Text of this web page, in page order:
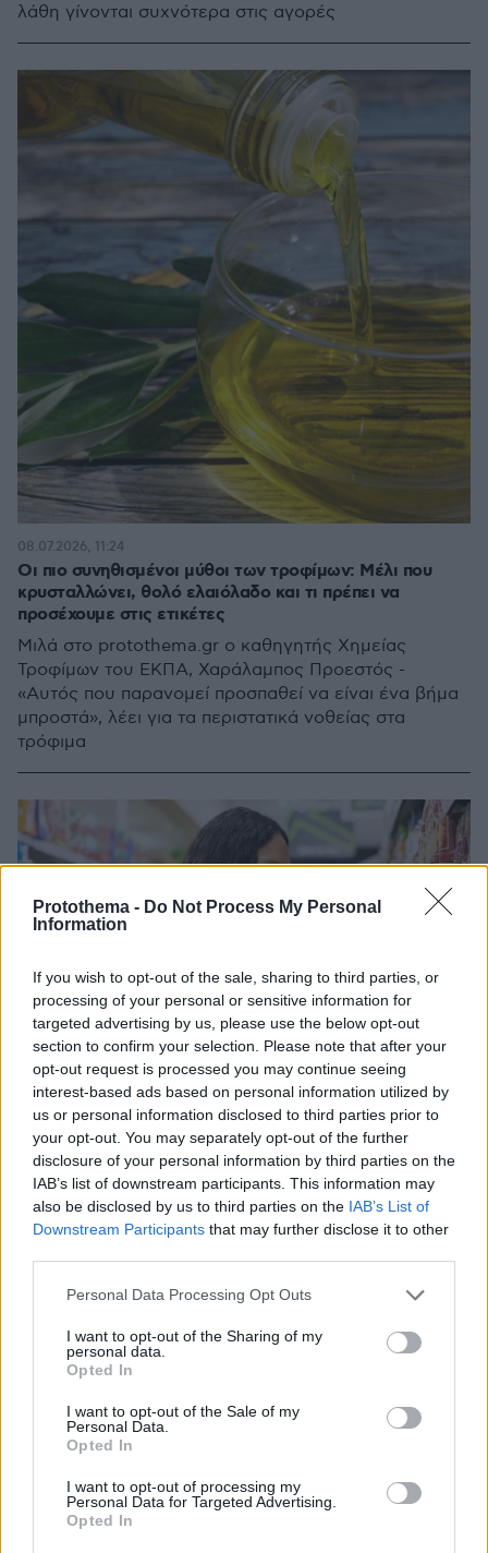
Protothema - Do Not Process My Personal
Information
If you wish to opt-out of the sale, sharing to third parties, or
processing of your personal or sensitive information for
targeted advertising by us, please use the below opt-out
section to confirm your selection. Please note that after your
opt-out request is processed you may continue seeing
interest-based ads based on personal information utilized by
us or personal information disclosed to third parties prior to
your opt-out. You may separately opt-out of the further
disclosure of your personal information by third parties on the
IAB’s list of downstream participants. This information may
also be disclosed by us to third parties on the IAB’s List of
Downstream Participants that may further disclose it to other
Please note that this website/app uses one or more Google
not limited to your visit or usage behaviour. You may click to
grant or deny consent to Google and its third-party tags to
use your data for below specified purposes in below Google
consent section.
Personal Data Processing Opt Outs
I want to opt-out of the Sharing of my
personal data.
Opted In
I want to opt-out of the Sale of my
Personal Data.
Opted In
I want to opt-out of processing my
Personal Data for Targeted Advertising.
Opted In
λάθη γίνονται συχνότερα στις αγορές
Οι πιο συνηθισμένοι μύθοι των τροφίμων: Μέλι που
κρυσταλλώνει, θολό ελαιόλαδο και τι πρέπει να
προσέχουμε στις ετικέτες
Μιλά στο protothema.gr ο καθηγητής Χημείας
Τροφίμων του ΕΚΠΑ, Χαράλαμπος Προεστός -
«Αυτός που παρανομεί προσπαθεί να είναι ένα βήμα
μπροστά», λέει για τα περιστατικά νοθείας στα
τρόφιμα
08.07.2026, 11:24
Πόσο καλά διαβάζετε τις ετικέτες τροφίμων; Η
Οι διατροφικές ετικέτες αποτελούν πολύτιμο
σύμμαχο για πιο υγιεινές και συνειδητές επιλογές,
εξηγεί η κυρία Φλώρα Λουκιανού, Κλινική
Διαιτολόγος – Αθλητική Διατροφολόγος και
επισημαίνει πώς πρέπει να τις διαβάζουμε